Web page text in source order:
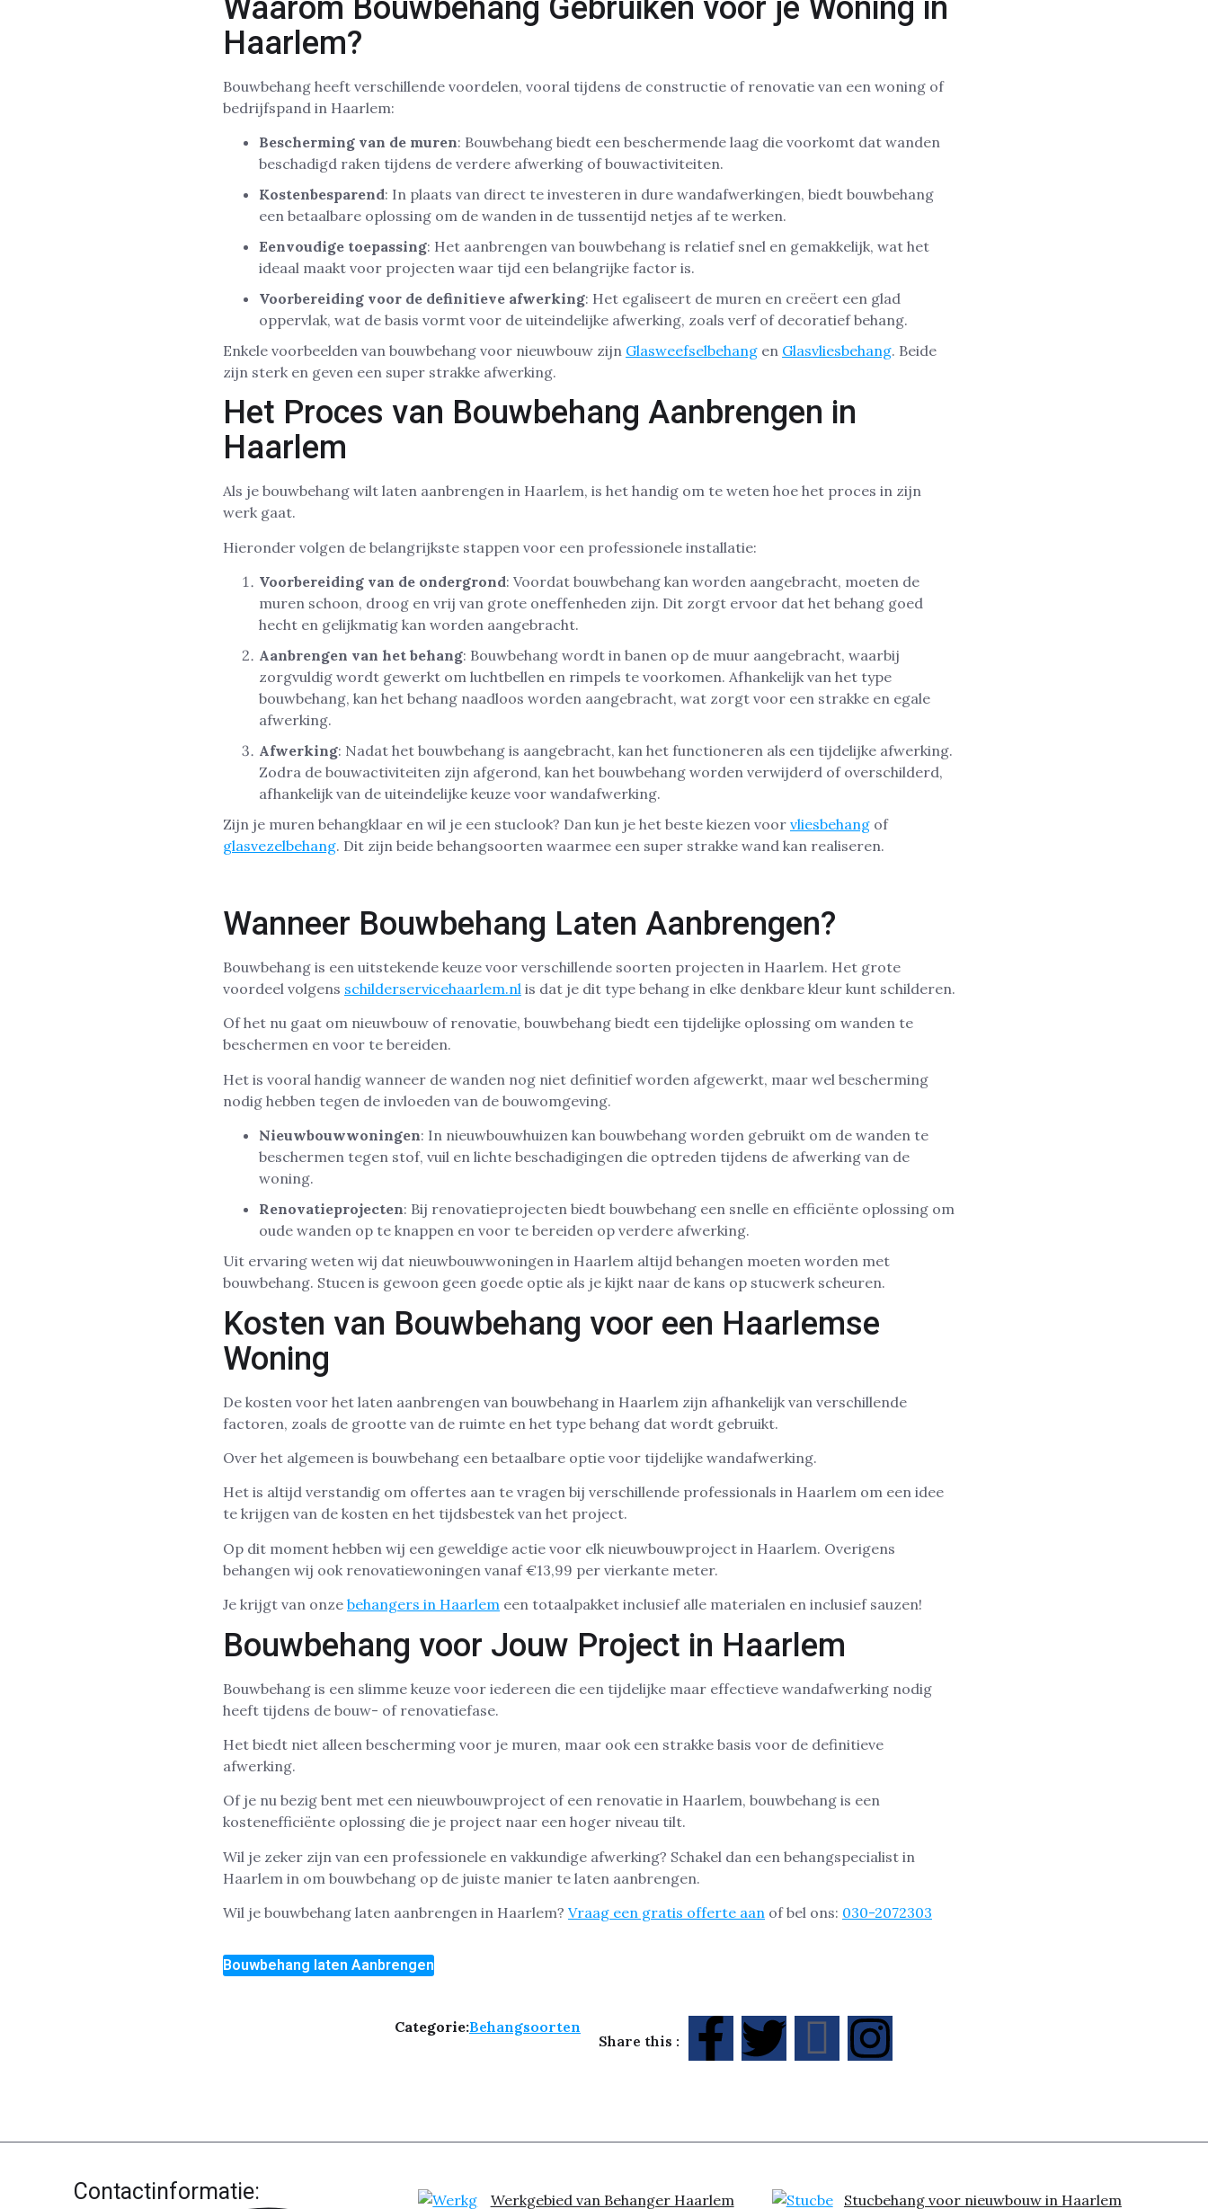
Waarom Bouwbehang Gebruiken voor je Woning in
Haarlem?
Bouwbehang heeft verschillende voordelen, vooral tijdens de constructie of renovatie van een woning of
bedrijfspand in Haarlem:
Bescherming van de muren: Bouwbehang biedt een beschermende laag die voorkomt dat wanden
beschadigd raken tijdens de verdere afwerking of bouwactiviteiten.
Kostenbesparend: In plaats van direct te investeren in dure wandafwerkingen, biedt bouwbehang
een betaalbare oplossing om de wanden in de tussentijd netjes af te werken.
Eenvoudige toepassing: Het aanbrengen van bouwbehang is relatief snel en gemakkelijk, wat het
ideaal maakt voor projecten waar tijd een belangrijke factor is.
Voorbereiding voor de definitieve afwerking: Het egaliseert de muren en creëert een glad
oppervlak, wat de basis vormt voor de uiteindelijke afwerking, zoals verf of decoratief behang.
Enkele voorbeelden van bouwbehang voor nieuwbouw zijn Glasweefselbehang en Glasvliesbehang. Beide
zijn sterk en geven een super strakke afwerking.
Het Proces van Bouwbehang Aanbrengen in
Haarlem
Als je bouwbehang wilt laten aanbrengen in Haarlem, is het handig om te weten hoe het proces in zijn
werk gaat.
Hieronder volgen de belangrijkste stappen voor een professionele installatie:
Voorbereiding van de ondergrond: Voordat bouwbehang kan worden aangebracht, moeten de
muren schoon, droog en vrij van grote oneffenheden zijn. Dit zorgt ervoor dat het behang goed
hecht en gelijkmatig kan worden aangebracht.
Aanbrengen van het behang: Bouwbehang wordt in banen op de muur aangebracht, waarbij
zorgvuldig wordt gewerkt om luchtbellen en rimpels te voorkomen. Afhankelijk van het type
bouwbehang, kan het behang naadloos worden aangebracht, wat zorgt voor een strakke en egale
afwerking.
Afwerking: Nadat het bouwbehang is aangebracht, kan het functioneren als een tijdelijke afwerking.
Zodra de bouwactiviteiten zijn afgerond, kan het bouwbehang worden verwijderd of overschilderd,
afhankelijk van de uiteindelijke keuze voor wandafwerking.
Zijn je muren behangklaar en wil je een stuclook? Dan kun je het beste kiezen voor vliesbehang of
glasvezelbehang. Dit zijn beide behangsoorten waarmee een super strakke wand kan realiseren.
Wanneer Bouwbehang Laten Aanbrengen?
Bouwbehang is een uitstekende keuze voor verschillende soorten projecten in Haarlem. Het grote
voordeel volgens schilderservicehaarlem.nl is dat je dit type behang in elke denkbare kleur kunt schilderen.
Of het nu gaat om nieuwbouw of renovatie, bouwbehang biedt een tijdelijke oplossing om wanden te
beschermen en voor te bereiden.
Het is vooral handig wanneer de wanden nog niet definitief worden afgewerkt, maar wel bescherming
nodig hebben tegen de invloeden van de bouwomgeving.
Nieuwbouwwoningen: In nieuwbouwhuizen kan bouwbehang worden gebruikt om de wanden te
beschermen tegen stof, vuil en lichte beschadigingen die optreden tijdens de afwerking van de
woning.
Renovatieprojecten: Bij renovatieprojecten biedt bouwbehang een snelle en efficiënte oplossing om
oude wanden op te knappen en voor te bereiden op verdere afwerking.
Uit ervaring weten wij dat nieuwbouwwoningen in Haarlem altijd behangen moeten worden met
bouwbehang. Stucen is gewoon geen goede optie als je kijkt naar de kans op stucwerk scheuren.
Kosten van Bouwbehang voor een Haarlemse
Woning
De kosten voor het laten aanbrengen van bouwbehang in Haarlem zijn afhankelijk van verschillende
factoren, zoals de grootte van de ruimte en het type behang dat wordt gebruikt.
Over het algemeen is bouwbehang een betaalbare optie voor tijdelijke wandafwerking.
Het is altijd verstandig om offertes aan te vragen bij verschillende professionals in Haarlem om een idee
te krijgen van de kosten en het tijdsbestek van het project.
Op dit moment hebben wij een geweldige actie voor elk nieuwbouwproject in Haarlem. Overigens
behangen wij ook renovatiewoningen vanaf €13,99 per vierkante meter.
Je krijgt van onze behangers in Haarlem een totaalpakket inclusief alle materialen en inclusief sauzen!
Bouwbehang voor Jouw Project in Haarlem
Bouwbehang is een slimme keuze voor iedereen die een tijdelijke maar effectieve wandafwerking nodig
heeft tijdens de bouw- of renovatiefase.
Het biedt niet alleen bescherming voor je muren, maar ook een strakke basis voor de definitieve
afwerking.
Of je nu bezig bent met een nieuwbouwproject of een renovatie in Haarlem, bouwbehang is een
kostenefficiënte oplossing die je project naar een hoger niveau tilt.
Wil je zeker zijn van een professionele en vakkundige afwerking? Schakel dan een behangspecialist in
Haarlem in om bouwbehang op de juiste manier te laten aanbrengen.
Wil je bouwbehang laten aanbrengen in Haarlem? Vraag een gratis offerte aan of bel ons: 030-2072303
Bouwbehang laten Aanbrengen
Categorie:Behangsoorten
Share this :
Contactinformatie: Werkgebied van Behanger Haarlem Stucbehang voor nieuwbouw in Haarlem